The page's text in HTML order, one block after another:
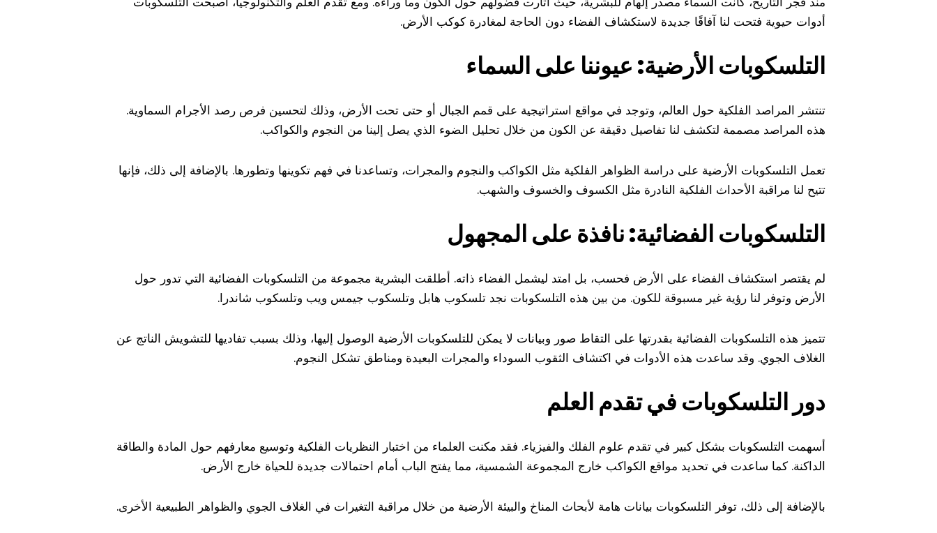
أدوات حيوية فتحت لنا آفاقًا جديدة لاستكشاف الفضاء دون الحاجة لمغادرة كوكب الأرض.
التلسكوبات الأرضية: عيوننا على السماء
تنتشر المراصد الفلكية حول العالم، وتوجد في مواقع استراتيجية على قمم الجبال أو حتى تحت الأرض، وذلك لتحسين فرص رصد الأجرام السماوية.
هذه المراصد مصممة لتكشف لنا تفاصيل دقيقة عن الكون من خلال تحليل الضوء الذي يصل إلينا من النجوم والكواكب.
تعمل التلسكوبات الأرضية على دراسة الظواهر الفلكية مثل الكواكب والنجوم والمجرات، وتساعدنا في فهم تكوينها وتطورها. بالإضافة إلى ذلك، فإنها
تتيح لنا مراقبة الأحداث الفلكية النادرة مثل الكسوف والخسوف والشهب.
التلسكوبات الفضائية: نافذة على المجهول
لم يقتصر استكشاف الفضاء على الأرض فحسب، بل امتد ليشمل الفضاء ذاته. أطلقت البشرية مجموعة من التلسكوبات الفضائية التي تدور حول
الأرض وتوفر لنا رؤية غير مسبوقة للكون. من بين هذه التلسكوبات نجد تلسكوب هابل وتلسكوب جيمس ويب وتلسكوب شاندرا.
تتميز هذه التلسكوبات الفضائية بقدرتها على التقاط صور وبيانات لا يمكن للتلسكوبات الأرضية الوصول إليها، وذلك بسبب تفاديها للتشويش الناتج عن
الغلاف الجوي. وقد ساعدت هذه الأدوات في اكتشاف الثقوب السوداء والمجرات البعيدة ومناطق تشكل النجوم.
دور التلسكوبات في تقدم العلم
أسهمت التلسكوبات بشكل كبير في تقدم علوم الفلك والفيزياء. فقد مكنت العلماء من اختبار النظريات الفلكية وتوسيع معارفهم حول المادة والطاقة
الداكنة. كما ساعدت في تحديد مواقع الكواكب خارج المجموعة الشمسية، مما يفتح الباب أمام احتمالات جديدة للحياة خارج الأرض.
بالإضافة إلى ذلك، توفر التلسكوبات بيانات هامة لأبحاث المناخ والبيئة الأرضية من خلال مراقبة التغيرات في الغلاف الجوي والظواهر الطبيعية الأخرى.